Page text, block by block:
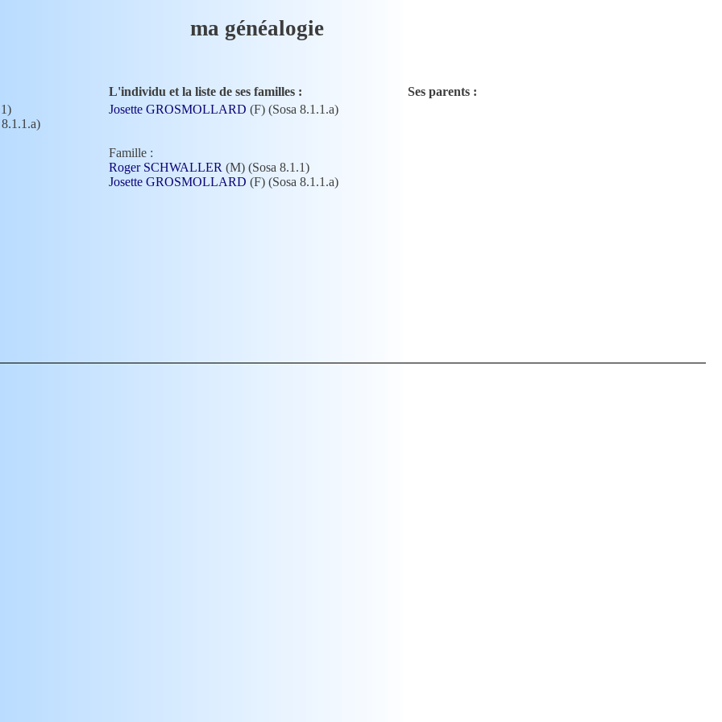
ma généalogie
L'individu et la liste de ses familles :
Ses parents :
Josette GROSMOLLARD (F) (Sosa 8.1.1.a)
Famille :
Roger SCHWALLER (M) (Sosa 8.1.1)
Josette GROSMOLLARD (F) (Sosa 8.1.1.a)